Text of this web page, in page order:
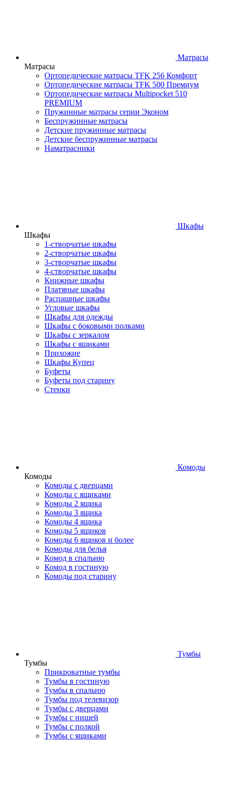
Матрасы
Матрасы
Ортопедические матрасы TFK 256 Комфорт
Ортопедические матрасы TFK 500 Премиум
Ортопедические матрасы Multipocket 510
PREMIUM
Пружинные матрасы серии Эконом
Беспружинные матрасы
Детские пружинные матрасы
Детские беспружинные матрасы
Наматрасники
Шкафы
Шкафы
1-створчатые шкафы
2-створчатые шкафы
3-створчатые шкафы
4-створчатые шкафы
Книжные шкафы
Платяные шкафы
Распашные шкафы
Угловые шкафы
Шкафы для одежды
Шкафы с боковыми полками
Шкафы с зеркалом
Шкафы с ящиками
Прихожие
Шкафы Купец
Буфеты
Буфеты под старину
Стенки
Комоды
Комоды
Комоды с дверцами
Комоды с ящиками
Комоды 2 ящика
Комоды 3 ящика
Комоды 4 ящика
Комоды 5 ящиков
Комоды 6 ящиков и более
Комоды для белья
Комод в спальню
Комод в гостиную
Комоды под старину
Тумбы
Тумбы
Прикроватные тумбы
Тумбы в гостиную
Тумбы в спальню
Тумбы под телевизор
Тумбы с дверцами
Тумбы с нишей
Тумбы с полкой
Тумбы с ящиками